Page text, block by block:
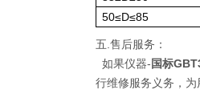
50≤D≤85
五.售后服务：
如果仪器-国标
行维修服务义务，